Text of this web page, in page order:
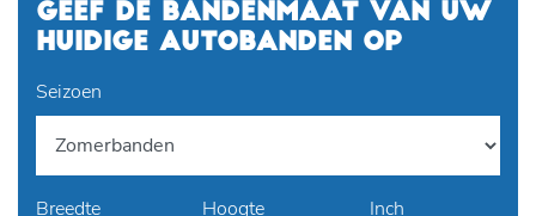
GEEF DE BANDENMAAT VAN UW
HUIDIGE AUTOBANDEN OP
Seizoen
Breedte Hoogte Inch